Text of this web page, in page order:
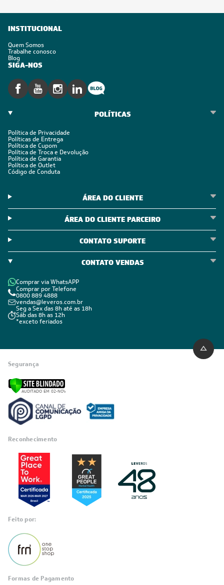
INSTITUCIONAL
Quem Somos
Trabalhe conosco
Blog
SIGA-NOS
POLÍTICAS
Política de Privacidade
Políticas de Entrega
Política de Cupom
Política de Troca e Devolução
Política de Garantia
Política de Outlet
Código de Conduta
ÁREA DO CLIENTE
ÁREA DO CLIENTE PARCEIRO
CONTATO SUPORTE
CONTATO VENDAS
Comprar via WhatsAPP
Comprar por Telefone
0800 889 4888
vendas@leveros.com.br
Seg a Sex das 8h até as 18h
Sáb das 8h as 12h
*exceto feriados
Segurança
Reconhecimento
Feito por:
Formas de Pagamento